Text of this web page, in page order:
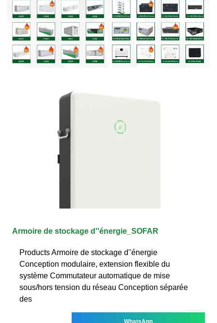
Armoire de stockage d''énergie_SOFAR
Products Armoire de stockage d''énergie
Conception modulaire, extension flexible du
système Commutateur automatique de mise
sous/hors tension du réseau Conception séparée
des
WhatsApp